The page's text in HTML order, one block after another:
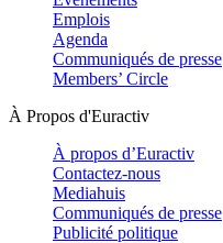
Emplois
Agenda
Communiqués de presse
Members’ Circle
À Propos d'Euractiv
À propos d’Euractiv
Contactez-nous
Mediahuis
Communiqués de presse
Publicité politique